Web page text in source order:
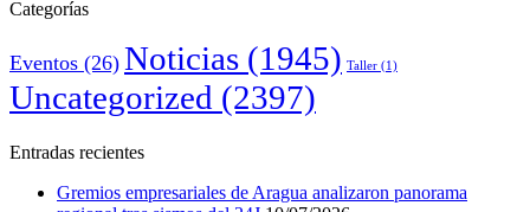
Categorías
Eventos (26) Noticias (1945) Taller (1)
Uncategorized (2397)
Entradas recientes
Gremios empresariales de Aragua analizaron panorama